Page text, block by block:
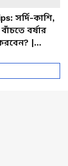
সর্দি-কাশি,
বর্ষার
|